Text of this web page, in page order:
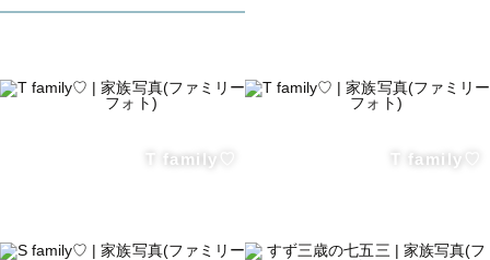
いつもらしい自然体な写真もたくさん
お子様と一緒に撮影を楽しむことを
T family♡ T family♡